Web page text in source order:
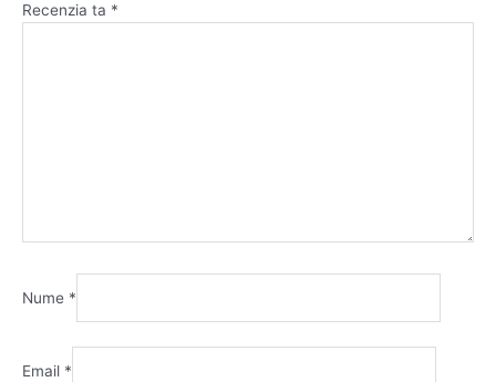
Recenzia ta *
Nume *
Email *